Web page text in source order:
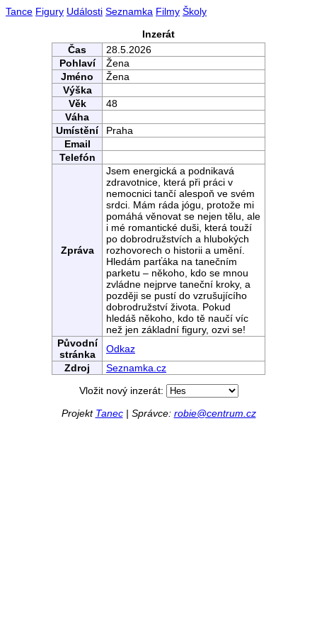
Tance Figury Události Seznamka Filmy Školy
Inzerát
Čas
28.5.2026
Pohlaví
Žena
Jméno
Žena
Výška
Věk
48
Váha
Umístění
Praha
Email
Telefón
Zpráva
Jsem energická a podnikavá
zdravotnice, která při práci v
nemocnici tančí alespoň ve svém
srdci. Mám ráda jógu, protože mi
pomáhá věnovat se nejen tělu, ale
i mé romantické duši, která touží
po dobrodružstvích a hlubokých
rozhovorech o historii a umění.
Hledám parťáka na tanečním
parketu – někoho, kdo se mnou
zvládne nejprve taneční kroky, a
později se pustí do vzrušujícího
dobrodružství života. Pokud
hledáš někoho, kdo tě naučí víc
než jen základní figury, ozvi se!
Původní
stránka
Odkaz
Zdroj
Seznamka.cz
Vložit nový inzerát:
Projekt Tanec| Správce: robie@centrum.cz